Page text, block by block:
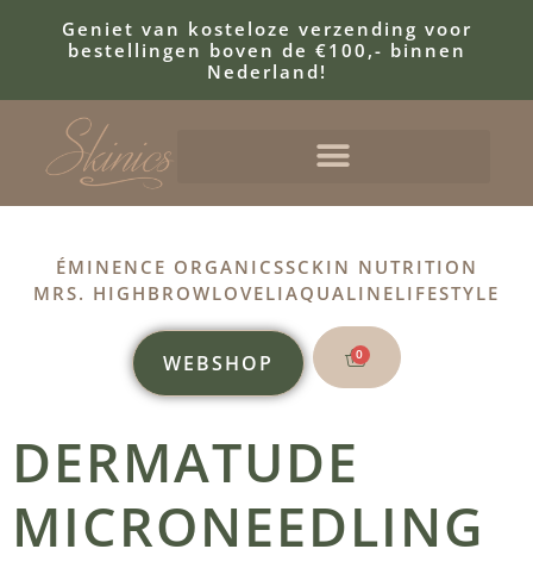
Geniet van kosteloze verzending voor
bestellingen boven de €100,- binnen
Nederland!
ÉMINENCE ORGANICSSCKIN NUTRITION
MRS. HIGHBROWLOVELIAQUALINELIFESTYLE
WEBSHOP 0
DERMATUDE
MICRONEEDLING